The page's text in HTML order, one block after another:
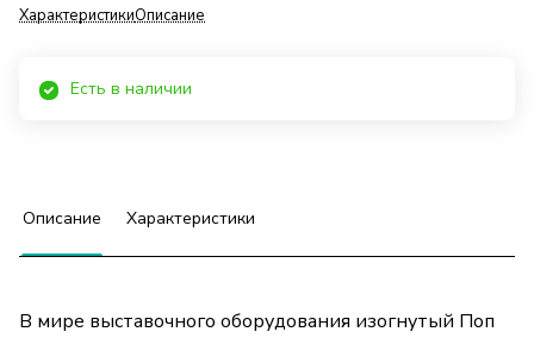
ХарактеристикиОписание
Есть в наличии
Описание Характеристики
В мире выставочного оборудования изогнутый Поп